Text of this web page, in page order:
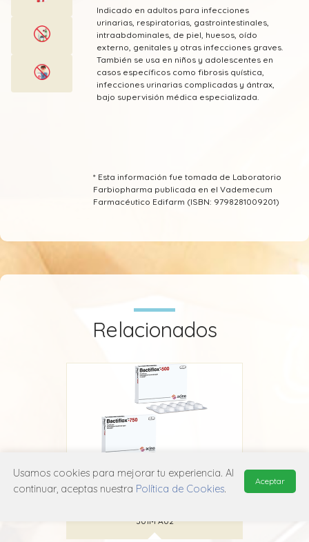
Indicado en adultos para infecciones
urinarias, respiratorias, gastrointestinales,
intraabdominales, de piel, huesos, oído
externo, genitales y otras infecciones graves.
También se usa en niños y adolescentes en
casos específicos como fibrosis quística,
infecciones urinarias complicadas y ántrax,
bajo supervisión médica especializada.
* Esta información fue tomada de Laboratorio
Farbiopharma publicada en el Vademecum
Farmacéutico Edifarm (ISBN: 9798281009201)
Relacionados
Bactiflox 500-750
J01M A02
Usamos cookies para mejorar tu experiencia. Al
continuar, aceptas nuestra Política de Cookies.
Aceptar